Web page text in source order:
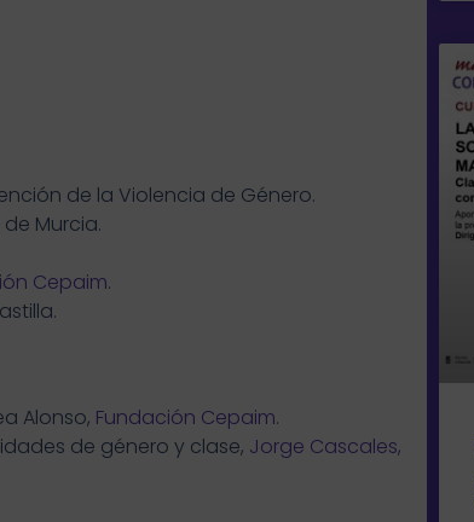
de la Violencia de Género.
Murcia.
Cepaim.
Alonso, Fundación Cepaim.
de género y clase, Jorge Cascales,